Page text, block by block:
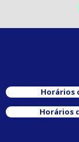
Horários
Horários